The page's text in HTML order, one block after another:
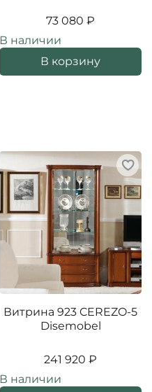
73 080 ₽
В наличии
В корзину
Витрина 923 CEREZO-5
Disemobel
241 920 ₽
В наличии